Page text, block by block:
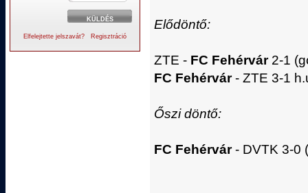
Elfelejtette jelszavát? Regisztráció
Elődöntő:
ZTE - FC Fehérvár2-1
FC Fehérvár- ZTE 3-1
Őszi döntő:
FC Fehérvár- DVTK 3-0